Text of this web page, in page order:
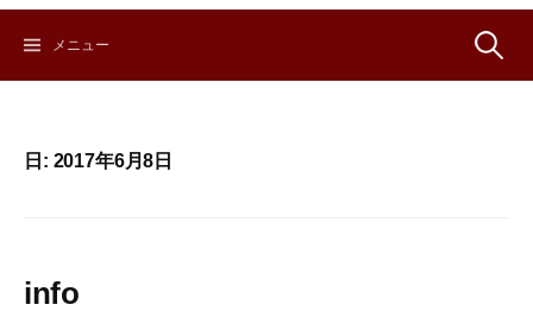
プ
メニュー 検
日: 2017年6月8日
info